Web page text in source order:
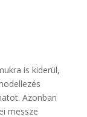
is kiderül,
Azonban
messze